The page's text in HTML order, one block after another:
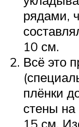
рядами,
10 см.
Всё это
плёнки
стены
15 см.